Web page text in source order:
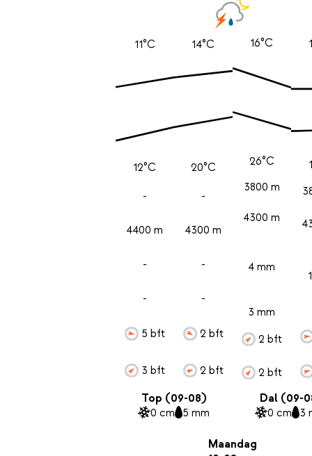
11°C
12°C
-
4400 m
-
-
5 bft
3 bft
14°C
20°C
-
4300 m
-
-
2 bft
2 bft
16°C
26°C
3800 m
4300 m
4 mm
3 mm
2 bft
2 bft
Top (09-08)
0 cm 5 mm
Dal (09-
0 cm 3
Maandag